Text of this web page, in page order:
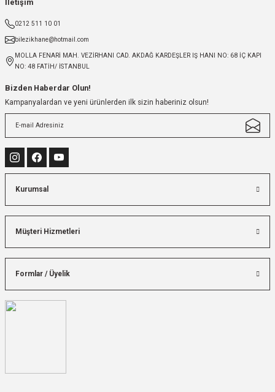
İletişim
0212 511 10 01
bilezikhane@hotmail.com
MOLLA FENARİ MAH. VEZİRHANI CAD. AKDAĞ KARDEŞLER IŞ HANI NO: 68 İÇ KAPI
NO: 48 FATİH/ İSTANBUL
Bizden Haberdar Olun!
Kampanyalardan ve yeni ürünlerden ilk sizin haberiniz olsun!
Kurumsal
Müşteri Hizmetleri
Formlar / Üyelik